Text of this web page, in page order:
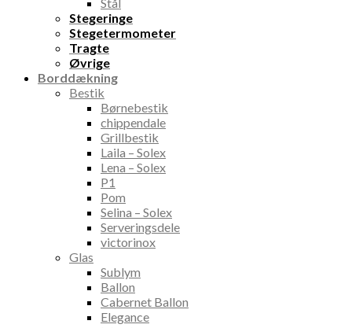
Stegeringe
Stegetermometer
Tragte
Øvrige
Borddækning
Bestik
Børnebestik
chippendale
Grillbestik
Laila – Solex
Lena – Solex
P1
Pom
Selina – Solex
Serveringsdele
victorinox
Glas
Sublym
Ballon
Cabernet Ballon
Elegance